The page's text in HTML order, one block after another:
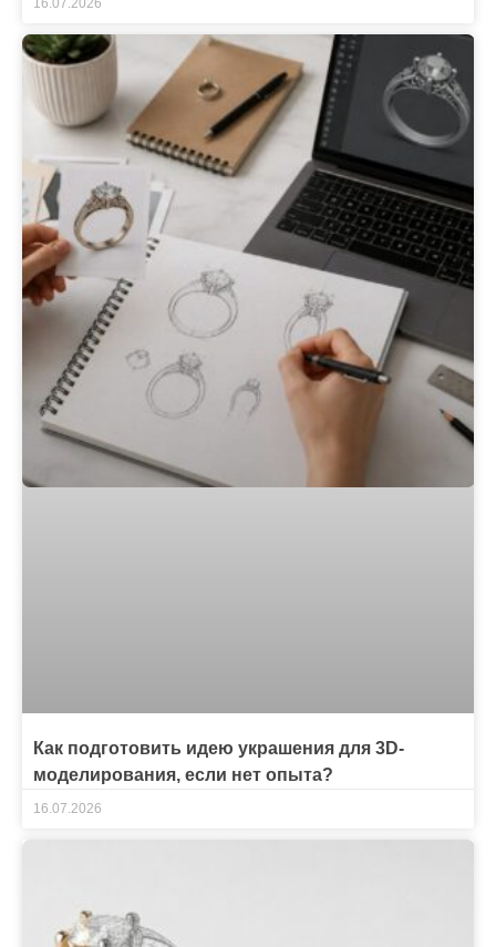
16.07.2026
Как подготовить идею украшения для 3D-
моделирования, если нет опыта?
16.07.2026